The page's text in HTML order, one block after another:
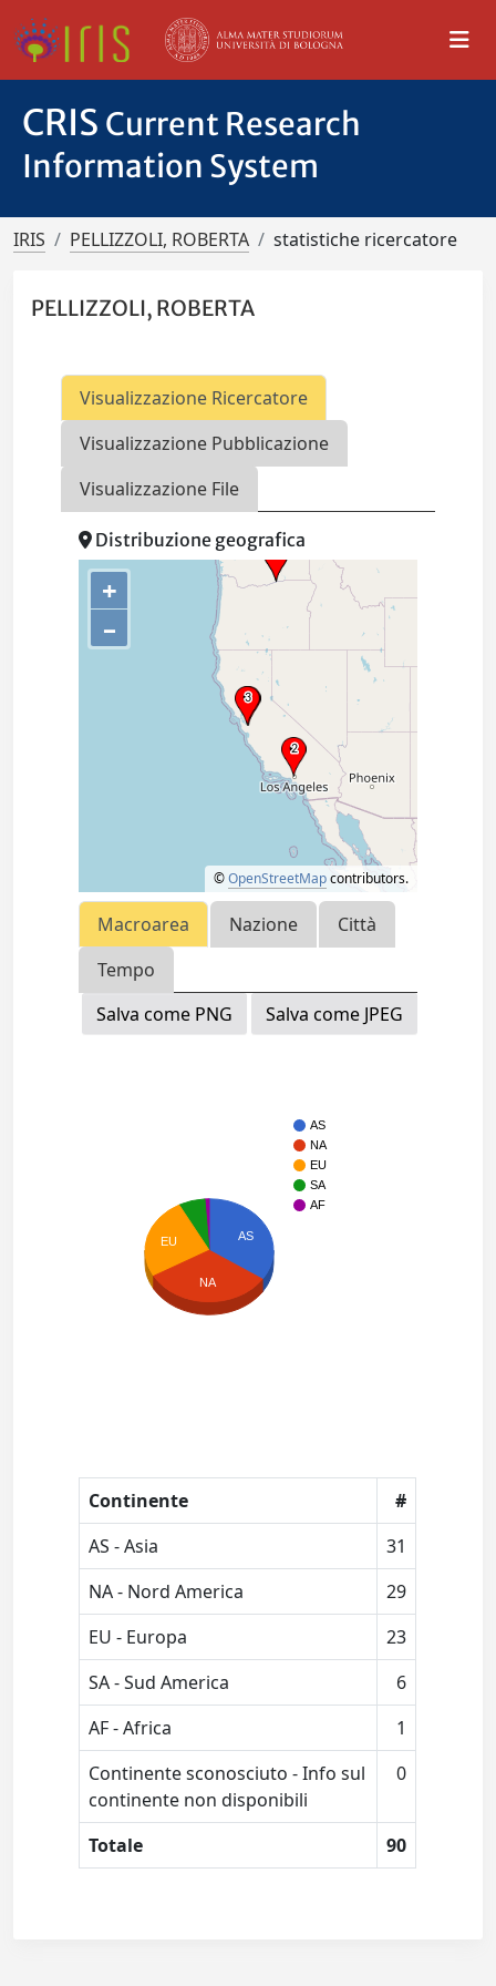
CRIS Current Research
Information System
IRIS PELLIZZOLI, ROBERTA statistiche ricercatore
PELLIZZOLI, ROBERTA
Visualizzazione Ricercatore
Visualizzazione Pubblicazione
Visualizzazione File
Distribuzione geografica
+
–
©OpenStreetMapcontributors.
Macroarea Nazione
Città
Tempo
Salva come PNG
Salva come JPEG
AS
NA
EU
SA
AF
AS
EU
NA
Continente
#
AS - Asia
31
NA - Nord America
29
EU - Europa
23
SA - Sud America
6
AF - Africa
1
Continente sconosciuto - Info sul
continente non disponibili
0
Totale 90